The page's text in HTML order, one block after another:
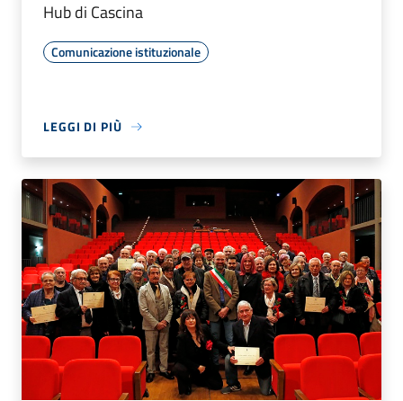
Hub di Cascina
Comunicazione istituzionale
LEGGI DI PIÙ